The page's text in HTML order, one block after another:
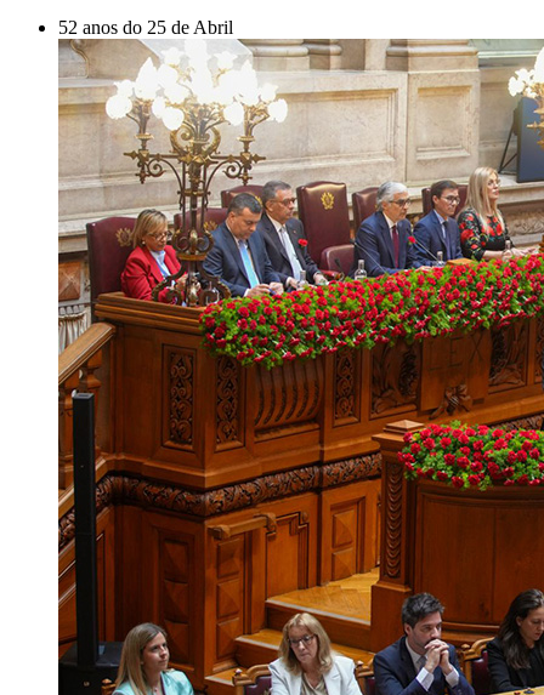
52 anos do 25 de Abril